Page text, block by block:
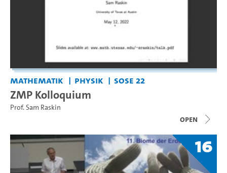
Mathematik Physik SoSe 22
ZMP Kolloquium
Prof. Sam Raskin
open
16